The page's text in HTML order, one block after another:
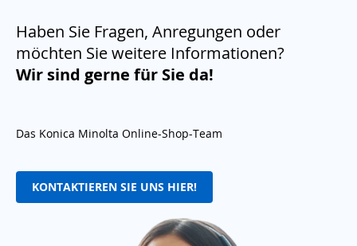
Haben Sie Fragen, Anregungen oder
möchten Sie weitere Informationen?
Wir sind gerne für Sie da!
Das Konica Minolta Online-Shop-Team
KONTAKTIEREN SIE UNS HIER!